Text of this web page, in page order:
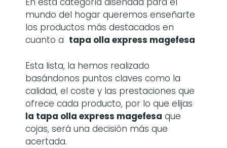
mundo del hogar queremos enseñarte
los productos más destacados en
cuanto a tapa olla express magefesa
Esta lista, la hemos realizado
basándonos puntos claves como la
calidad, el coste y las prestaciones que
ofrece cada producto, por lo que elijas
la tapa olla express magefesa que
cojas, será una decisión más que
acertada.